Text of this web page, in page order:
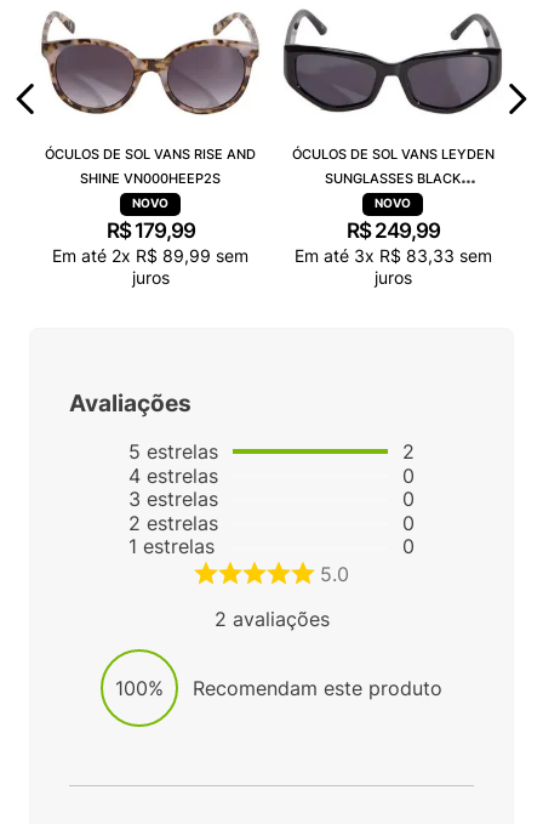
ÓCULOS DE SOL VANS RISE AND
SHINE VN000HEEP2S
R$ 179,99
Em até 2x R$ 89,99 sem
juros
ÓCULOS DE SOL VANS LEYDEN
SUNGLASSES BLACK
VN000T0CBLK
R$ 249,99
Em até 3x R$ 83,33 sem
juros
Avaliações
5 estrelas
4 estrelas
3 estrelas
2 estrelas
1 estrelas
2
0
0
0
0
5.0
2 avaliações
100% Recomendam este produto